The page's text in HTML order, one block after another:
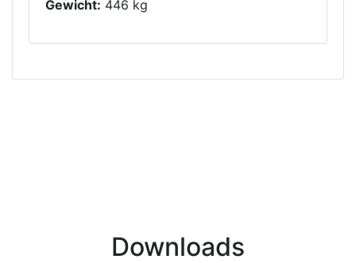
Gewicht: 446 kg
Downloads